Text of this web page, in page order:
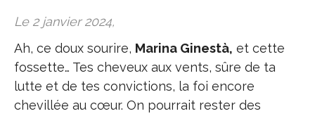
Le 2 janvier 2024,
Ah, ce doux sourire, Marina Ginestà, et cette
fossette… Tes cheveux aux vents, sûre de ta
lutte et de tes convictions, la foi encore
chevillée au cœur. On pourrait rester des